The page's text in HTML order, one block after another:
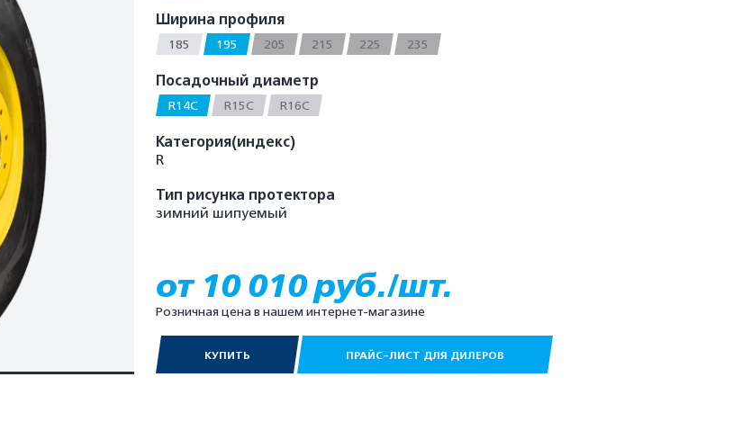
Ширина профиля
185 195 205 215 225 235
Посадочный диаметр
R14C R15C R16C
Категория(индекс)
R
Тип рисунка протектора
зимний шипуемый
от 10 010 руб./шт.
Розничная цена в нашем интернет-магазине
КУПИТЬ ПРАЙС-ЛИСТ ДЛЯ ДИЛЕРОВ